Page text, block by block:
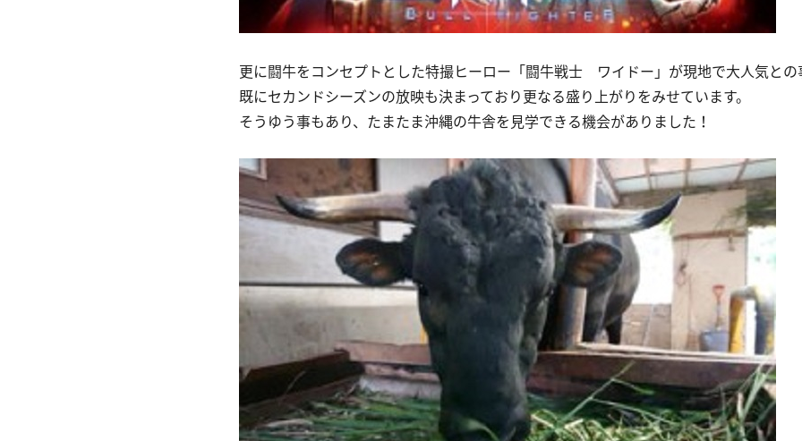
更に闘牛をコンセプトとした特撮ヒーロー「闘牛戦士 ワイドー」が現地で大人気との
既にセカンドシーズンの放映も決まっており更なる盛り上がりをみせています。
そうゆう事もあり、たまたま沖縄の牛舎を見学できる機会がありました！